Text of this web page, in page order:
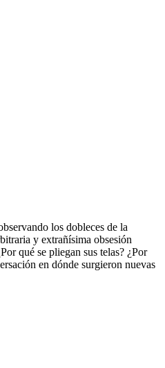
los dobleces de la
y extrañísima obsesión
qué se pliegan sus telas? ¿Por
en dónde surgieron nuevas